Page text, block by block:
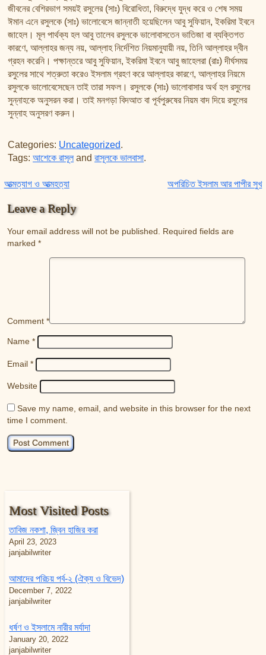
শায়খ আহমদ মুসা জিবরীলের বই সমূহ
জীবনের বেশিরভাগ সময়ই রসুলের (সাঃ) বিরোধিতা, বিরুদ্ধে যুদ্ধ করে ও শেষ সময়
ঈমান এনে রসুলকে (সাঃ) ভালোবেসে জান্নাতী হয়েছিলেন আবু সুফিয়ান, ইকরিমা ইবনে
জাহেল। মূল পার্থক্য হল আবু তালেব রসুলকে ভালোবাসতেন ভাতিজা বা ব্যক্তিগত
কারণে, আল্লাহর জন্য নয়, আল্লাহ নির্দেশিত নিয়মানুযায়ী নয়, তিনি আল্লাহর দ্বীন
গ্রহন করেনি। পক্ষান্তরে আবু সুফিয়ান, ইকরিমা ইবনে আবু জাহেলরা (রাঃ) দীর্ঘসময়
রসুলের সাথে শত্রুতা করেও ইসলাম গ্রহণ করে আল্লাহর কারণে, আল্লাহর নিয়মে
রসুলকে ভালোবেসেছেন তাই তারা সফল। রসুলকে (সাঃ) ভালোবাসার অর্থ হল রসুলের
সুন্নাহকে অনুসরন করা। তাই মনগড়া বিদআত বা পূর্বপুরুষের নিয়ম বাদ দিয়ে রসুলের
সুন্নাহ অনুসরণ করুন।
Categories: Uncategorized.
Tags: আশেকে রাসূলandরাসূলকে ভালবাসা.
Post navigation
আত্মত্যাগ ও আত্মহত্যা অপরিচিত ইসলাম আর পাপীর সুখ
Leave a Reply
Your email address will not be published.
Required fields are
marked*
Comment*
Name*
Email*
Website
Save my name, email, and website in this browser for the next
time I comment.
Most Visited Posts
তাবিজ নকশা, জ্বিন হাজির করা
April 23, 2023
janjabilwriter
আমাদের পরিচয় পর্ব-২ (ঐক্য ও বিভেদ)
December 7, 2022
janjabilwriter
ধর্ষণ ও ইসলামে নারীর মর্যাদা
January 20, 2022
janjabilwriter